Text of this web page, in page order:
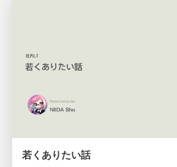
若くありたい話